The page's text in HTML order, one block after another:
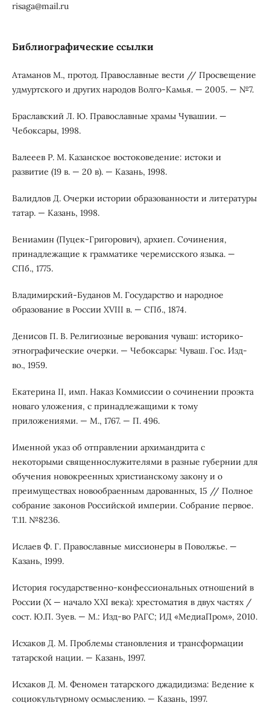
risaga@mail.ru
Библиографические ссылки
Атаманов М., протод. Православные вести // Просвещение
удмуртского и других народов Волго-Камья. — 2005. — №7.
Браславский Л. Ю. Православные храмы Чувашии. —
Чебоксары, 1998.
Валееев Р. М. Казанское востоковедение: истоки и
развитие (19 в. — 20 в). — Казань, 1998.
Валидлов Д. Очерки истории образованности и литературы
татар. — Казань, 1998.
Вениамин (Пуцек-Григорович), архиеп. Сочинения,
принадлежащие к грамматике черемисского языка. —
СПб., 1775.
Владимирский-Буданов М. Государство и народное
образование в России XVIII в. — СПб., 1874.
Денисов П. В. Религиозные верования чуваш: историко-
этнографические очерки. — Чебоксары: Чуваш. Гос. Изд-
во., 1959.
Екатерина II, имп. Наказ Коммиссии о сочинении проэкта
новаго уложения, с принадлежащими к тому
приложениями. — М., 1767. — П. 496.
Именной указ об отправлении архимандрита с
некоторыми священнослужителями в разные губернии для
обучения новокреенных христианскому закону и о
преимуществах новообраенным дарованных, 15 // Полное
собрание законов Российской империи. Собрание первое.
Т.11. №8236.
Ислаев Ф. Г. Православные миссионеры в Поволжье. —
Казань, 1999.
История государственно-конфессиональных отношений в
России (X — начало XXI века): хрестоматия в двух частях /
сост. Ю.П. Зуев. — М.: Изд-во РАГС; ИД «МедиаПром», 2010.
Исхаков Д. М. Проблемы становления и трансформации
татарской нации. — Казань, 1997.
Исхаков Д. М. Феномен татарского джадидизма: Ведение к
социокультурному осмыслению. — Казань, 1997.